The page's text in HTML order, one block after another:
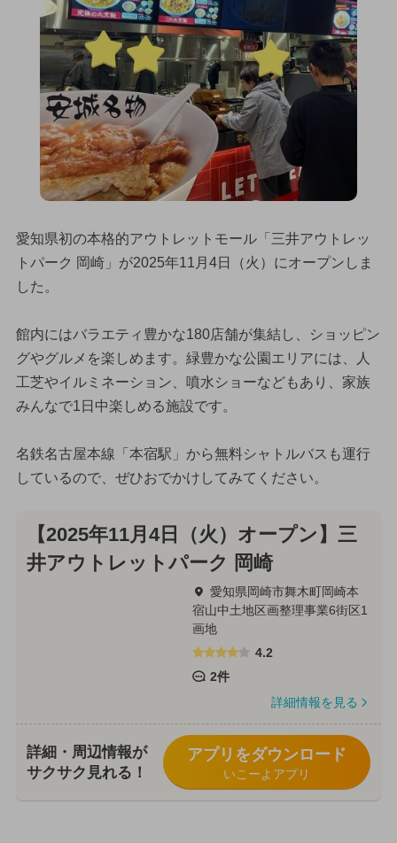
愛知県初の本格的アウトレットモール「三井アウトレッ
トパーク 岡崎」が2025年11月4日（火）にオープンしま
した。
館内にはバラエティ豊かな180店舗が集結し、ショッピン
グやグルメを楽しめます。緑豊かな公園エリアには、人
工芝やイルミネーション、噴水ショーなどもあり、家族
みんなで1日中楽しめる施設です。
名鉄名古屋本線「本宿駅」から無料シャトルバスも運行
しているので、ぜひおでかけしてみてください。
【2025年11月4日（火）オープン】三
井アウトレットパーク 岡崎
愛知県岡崎市舞木町岡崎本
宿山中土地区画整理事業6街区1
画地
4.2
2件
詳細情報を見る
詳細・周辺情報が
サクサク見れる！
アプリをダウンロード
いこーよアプリ